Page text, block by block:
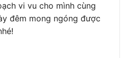
vi vu cho mình cùng
đêm mong ngóng được